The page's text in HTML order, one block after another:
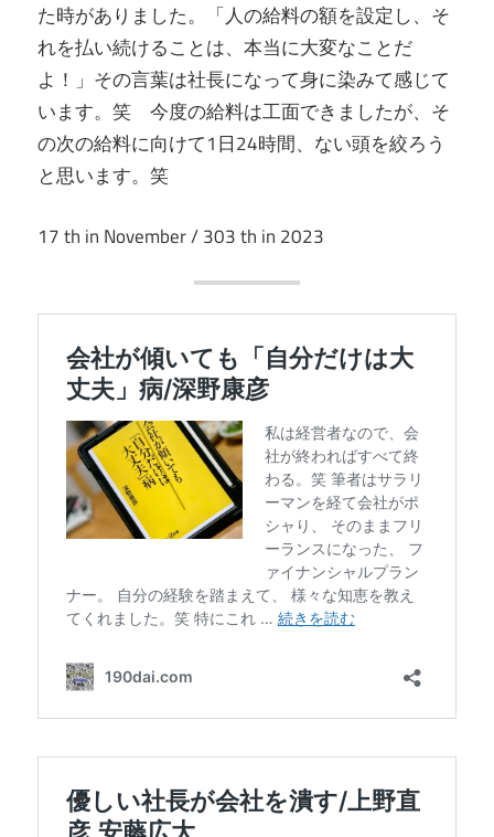
た時がありました。「人の給料の額を設定し、そ
れを払い続けることは、本当に大変なことだ
よ！」その言葉は社長になって身に染みて感じて
います。笑 今度の給料は工面できましたが、そ
の次の給料に向けて1日24時間、ない頭を絞ろう
と思います。笑
17 th in November / 303 th in 2023